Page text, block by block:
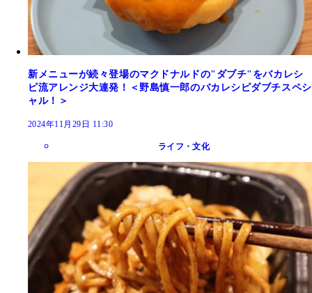
新メニューが続々登場のマクドナルドの"ダブチ"をバカレシ
ピ流アレンジ大連発！＜野島慎一郎のバカレシピダブチスペシ
ャル！＞
2024年11月29日 11:30
ライフ・文化